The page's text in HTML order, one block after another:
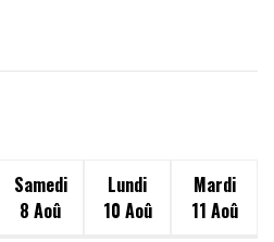
Samedi
8 Aoû
Lundi
10 Aoû
Mardi
11 Aoû